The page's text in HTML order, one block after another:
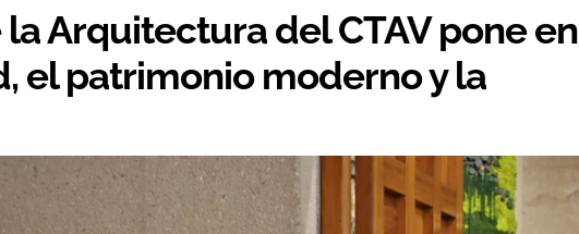
la Arquitectura del CTAV pone en
el patrimonio moderno y la